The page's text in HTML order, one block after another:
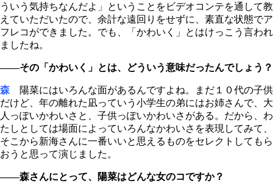
ういう気持ちなんだよ」ということをビデオコンテを通して教
えていただいたので、余計な遠回りをせずに、素直な状態でア
フレコができました。でも、「かわいく」とはけっこう言われ
ましたね。
――その「かわいく」とは、どういう意味だったんでしょう？
森 陽菜にはいろんな面があるんですよね。まだ１０代の子供
だけど、年の離れた凪っていう小学生の弟にはお姉さんで、大
人っぽいかわいさと、子供っぽいかわいさがある。だから、わ
たしとしては場面によっていろんなかわいさを表現してみて、
そこから新海さんに一番いいと思えるものをセレクトしてもら
おうと思って演じました。
――森さんにとって、陽菜はどんな女のコですか？